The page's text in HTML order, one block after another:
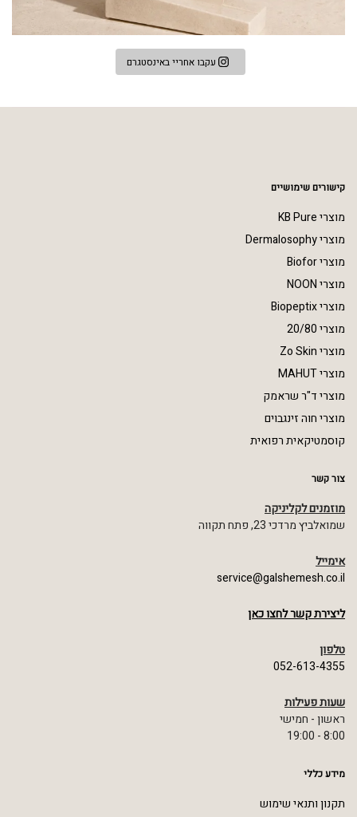
עקבו אחריי באינסטגרם
קישורים שימושיים
מוצרי KB Pure
מוצרי Dermalosophy
מוצרי Biofor
מוצרי NOON
מוצרי Biopeptix
מוצרי 20/80
מוצרי Zo Skin
מוצרי MAHUT
מוצרי ד"ר שראמק
מוצרי חוה זינגבוים
קוסמטיקאית רפואית
צור קשר
מוזמנים לקליניקה
שמואלביץ מרדכי 23, פתח תקווה
אימייל
service@galshemesh.co.il
ליצירת קשר לחצו כאן
טלפון
052-613-4355
שעות פעילות
ראשון - חמישי
8:00 - 19:00
מידע כללי
תקנון ותנאי שימוש